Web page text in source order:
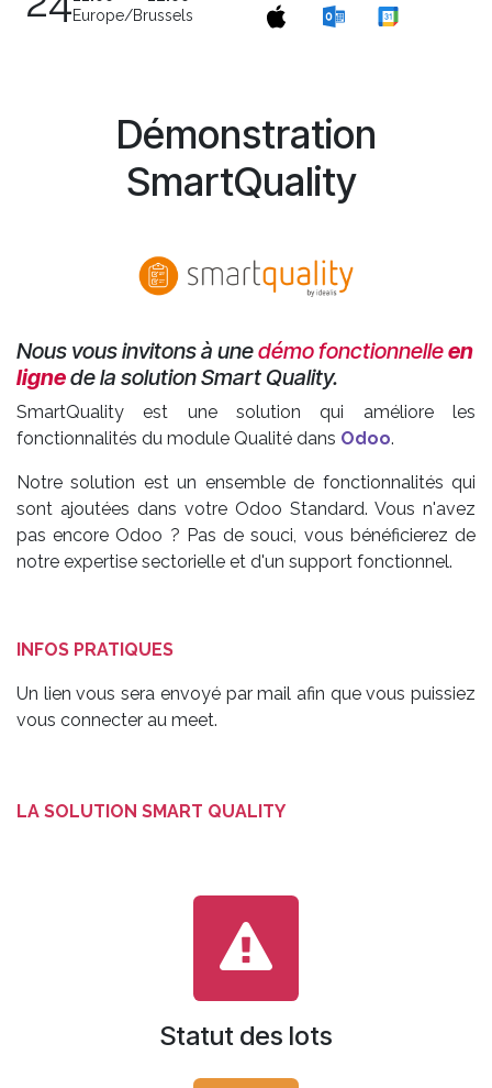
Europe/Brussels
Démonstration
SmartQuality
Nous vous invitons à unedémo fonctionnelleen
lignede la solution Smart Quality.
SmartQuality est une solution qui améliore les
fonctionnalités du module Qualité dans Odoo.
Notre solution est un ensemble de fonctionnalités qui
sont ajoutées dans votre Odoo Standard. Vous n'avez
pas encore Odoo ? Pas de souci, vous bénéficierez de
notre expertise sectorielle et d'un support fonctionnel.
INFOS PRATIQUES
Un lien vous sera envoyé par mail afin que vous puissiez
vous connecter au meet.
LA SOLUTION SMART QUALITY
Statut des lots